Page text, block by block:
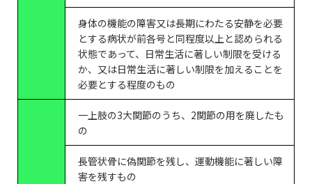
身体の機能の障害又は長期にわたる安静を必要
とする病状が前各号と同程度以上と認められる
状態であって、日常生活に著しい制限を受ける
か、又は日常生活に著しい制限を加えることを
必要とする程度のもの
一上肢の3大関節のうち、2関節の用を廃したも
の
長管状骨に偽関節を残し、運動機能に著しい障
害を残すもの